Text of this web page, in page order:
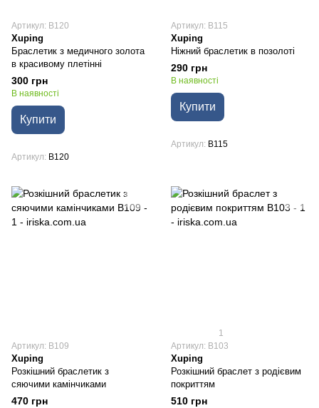
Артикул: B120
Xuping
Браслетик з медичного золота
в красивому плетінні
300 грн
В наявності
Купити
Артикул B120
Артикул: B115
Xuping
Ніжний браслетик в позолоті
290 грн
В наявності
Купити
Артикул B115
Артикул: B109
Xuping
Розкішний браслетик з
сяючими камінчиками
470 грн
1
Артикул: B103
Xuping
Розкішний браслет з родієвим
покриттям
510 грн